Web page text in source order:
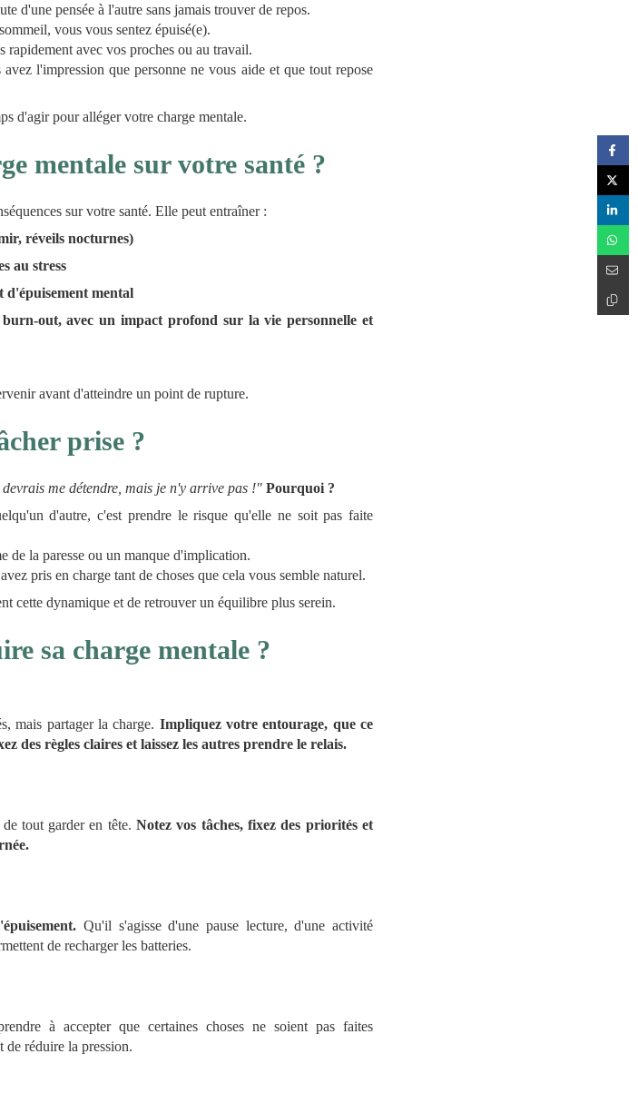
d'une pensée à l'autre sans jamais trouver de repos.
vous vous sentez épuisé(e).
rapidement avec vos proches ou au travail.
l'impression que personne ne vous aide et que tout repose
d'agir pour alléger votre charge mentale.
mentale sur votre santé ?
sur votre santé. Elle peut entraîner :
réveils nocturnes)
au stress
d'épuisement mental
out, avec un impact profond sur la vie personnelle et
avant d'atteindre un point de rupture.
prise ?
devrais me détendre, mais je n'y arrive pas !" Pourquoi ?
d'autre, c'est prendre le risque qu'elle ne soit pas faite
de la paresse ou un manque d'implication.
pris en charge tant de choses que cela vous semble naturel.
cette dynamique et de retrouver un équilibre plus serein.
sa charge mentale ?
mais partager la charge. Impliquez votre entourage, que ce
des règles claires et laissez les autres prendre le relais.
tout garder en tête. Notez vos tâches, fixez des priorités et
Qu'il s'agisse d'une pause lecture, d'une activité
de recharger les batteries.
à accepter que certaines choses ne soient pas faites
de réduire la pression.